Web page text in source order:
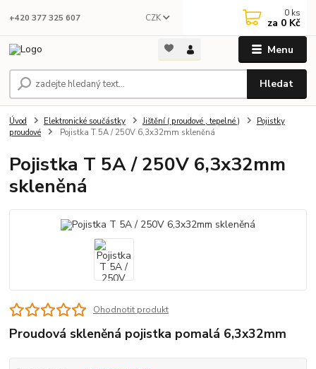
Menu
CZK
Hledat
+420 377 325 607 0 ks
za 0 Kč
Úvod Elektronické součástky Jištění ( proudové , tepelné )
Pojistky
proudové
Pojistka T 5A / 250V 6,3x32mm skleněná
Pojistka T 5A / 250V 6,3x32mm
skleněná
Ohodnotit produkt
Proudová skleněná pojistka pomalá 6,3x32mm